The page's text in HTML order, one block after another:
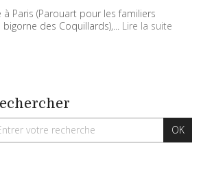
à Paris (Parouart pour les familiers
bigorne des Coquillards),... Lire la suite